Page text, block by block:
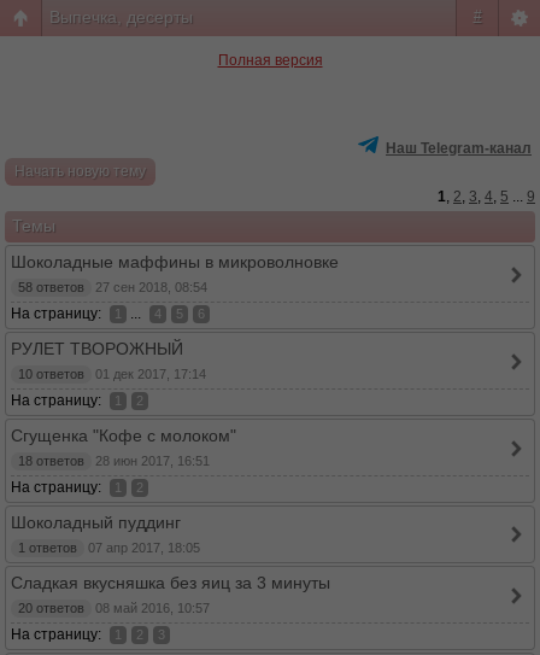
#
Выпечка, десерты
Полная версия
Наш Telegram-канал
Начать новую тему
1, 2, 3, 4, 5 ... 9
Темы
Шоколадные маффины в микроволновке
58 ответов 27 сен 2018, 08:54
На страницу: 1 ... 4 5 6
РУЛЕТ ТВОРОЖНЫЙ
10 ответов 01 дек 2017, 17:14
На страницу: 1 2
Сгущенка "Кофе с молоком"
18 ответов 28 июн 2017, 16:51
На страницу: 1 2
Шоколадный пуддинг
1 ответов 07 апр 2017, 18:05
Сладкая вкусняшка без яиц за 3 минуты
20 ответов 08 май 2016, 10:57
На страницу: 1 2 3